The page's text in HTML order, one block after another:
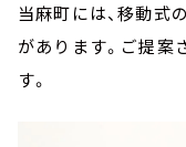
当麻町には、移動式
があります。ご提案
す。